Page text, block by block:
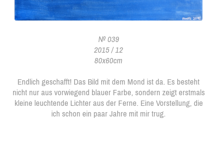
№ 039
2015 / 12
80x60cm
Endlich geschafft! Das Bild mit dem Mond ist da. Es besteht
nicht nur aus vorwiegend blauer Farbe, sondern zeigt erstmals
kleine leuchtende Lichter aus der Ferne. Eine Vorstellung, die
ich schon ein paar Jahre mit mir trug.